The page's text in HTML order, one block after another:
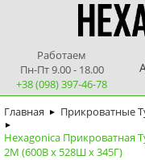
Работаем
Пн-Пт 9.00 - 18.00
+38 (098) 397-46-78
Главная ► Прикроватные
►
Hexagonica Прикроватная
2М (600В х 528Ш х 345Г)